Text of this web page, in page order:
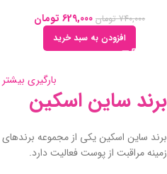
740,000 تومان 629,000 تومان
افزودن به سبد خرید
بارگیری
برند ساین اسکین
برند ساین اسکین یکی از مجموعه
زمینه مراقبت از پوست فعالیت دارد.